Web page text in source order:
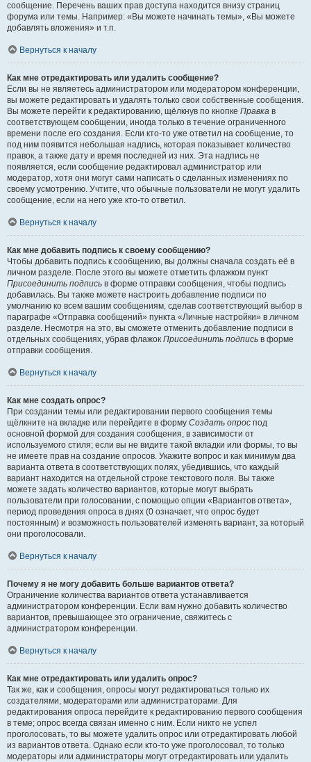
сообщение. Перечень ваших прав доступа находится внизу страниц
форума или темы. Например: «Вы можете начинать темы», «Вы можете
добавлять вложения» и т.п.
Вернуться к началу
Как мне отредактировать или удалить сообщение?
Если вы не являетесь администратором или модератором конференции,
вы можете редактировать и удалять только свои собственные сообщения.
Вы можете перейти к редактированию, щёлкнув по кнопке Правка в
соответствующем сообщении, иногда только в течение ограниченного
времени после его создания. Если кто-то уже ответил на сообщение, то
под ним появится небольшая надпись, которая показывает количество
правок, а также дату и время последней из них. Эта надпись не
появляется, если сообщение редактировал администратор или
модератор, хотя они могут сами написать о сделанных изменениях по
своему усмотрению. Учтите, что обычные пользователи не могут удалить
сообщение, если на него уже кто-то ответил.
Вернуться к началу
Как мне добавить подпись к своему сообщению?
Чтобы добавить подпись к сообщению, вы должны сначала создать её в
личном разделе. После этого вы можете отметить флажком пункт
Присоединить подпись в форме отправки сообщения, чтобы подпись
добавилась. Вы также можете настроить добавление подписи по
умолчанию ко всем вашим сообщениям, сделав соответствующий выбор в
параграфе «Отправка сообщений» пункта «Личные настройки» в личном
разделе. Несмотря на это, вы сможете отменить добавление подписи в
отдельных сообщениях, убрав флажок Присоединить подпись в форме
отправки сообщения.
Вернуться к началу
Как мне создать опрос?
При создании темы или редактировании первого сообщения темы
щёлкните на вкладке или перейдите в форму Создать опрос под
основной формой для создания сообщения, в зависимости от
используемого стиля; если вы не видите такой вкладки или формы, то вы
не имеете прав на создание опросов. Укажите вопрос и как минимум два
варианта ответа в соответствующих полях, убедившись, что каждый
вариант находится на отдельной строке текстового поля. Вы также
можете задать количество вариантов, которые могут выбрать
пользователи при голосовании, с помощью опции «Вариантов ответа»,
период проведения опроса в днях (0 означает, что опрос будет
постоянным) и возможность пользователей изменять вариант, за который
они проголосовали.
Вернуться к началу
Почему я не могу добавить больше вариантов ответа?
Ограничение количества вариантов ответа устанавливается
администратором конференции. Если вам нужно добавить количество
вариантов, превышающее это ограничение, свяжитесь с
администратором конференции.
Вернуться к началу
Как мне отредактировать или удалить опрос?
Так же, как и сообщения, опросы могут редактироваться только их
создателями, модераторами или администраторами. Для
редактирования опроса перейдите к редактированию первого сообщения
в теме; опрос всегда связан именно с ним. Если никто не успел
проголосовать, то вы можете удалить опрос или отредактировать любой
из вариантов ответа. Однако если кто-то уже проголосовал, то только
модераторы или администраторы могут отредактировать или удалить